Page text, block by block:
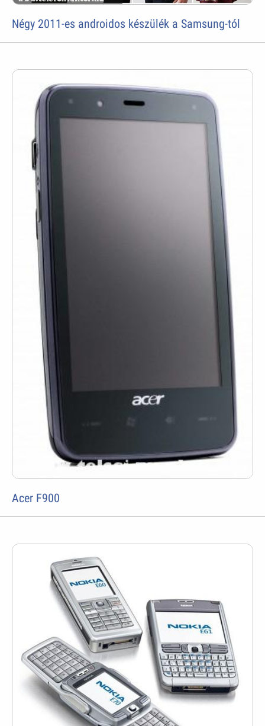
Négy 2011-es androidos készülék a Samsung-tól
Acer F900